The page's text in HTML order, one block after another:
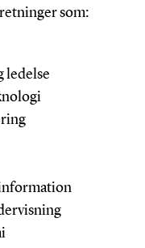
som:
ledelse